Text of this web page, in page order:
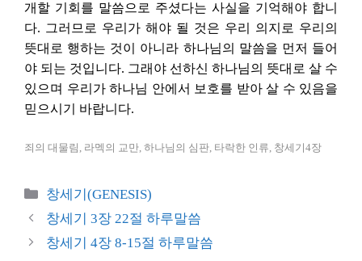
개할 기회를 말씀으로 주셨다는 사실을 기억해야 합니
다. 그러므로 우리가 해야 될 것은 우리 의지로 우리의
뜻대로 행하는 것이 아니라 하나님의 말씀을 먼저 들어
야 되는 것입니다. 그래야 선하신 하나님의 뜻대로 살 수
있으며 우리가 하나님 안에서 보호를 받아 살 수 있음을
믿으시기 바랍니다.
죄의 대물림, 라멕의 교만, 하나님의 심판, 타락한 인류, 창세기4장
카
테
리
창세기(GENESIS)
창세기 3장 22절 하루말씀
창세기 4장 8-15절 하루말씀